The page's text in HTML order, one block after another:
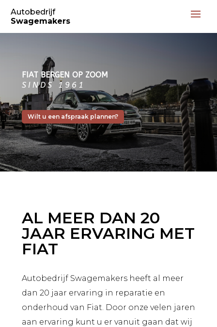
Autobedrijf
Swagemakers
FIAT BERGEN OP ZOOM
SINDS 1961
Wilt u een afspraak plannen?
AL MEER DAN 20
JAAR ERVARING MET
FIAT
Autobedrijf Swagemakers heeft al meer
dan 20 jaar ervaring in reparatie en
onderhoud van Fiat. Door onze velen jaren
aan ervaring kunt u er vanuit gaan dat wij